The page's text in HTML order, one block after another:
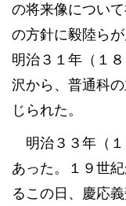
の将来像につい
の方針に毅陸ら
明治３１年（１
沢から、普通科
じられた。
明治３３年（
あった。１９世
るこの日、慶応